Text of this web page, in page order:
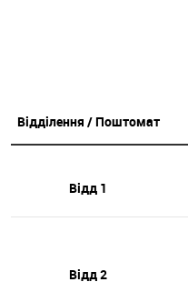
Відділення / Поштомат
Відд 1
Відд 2